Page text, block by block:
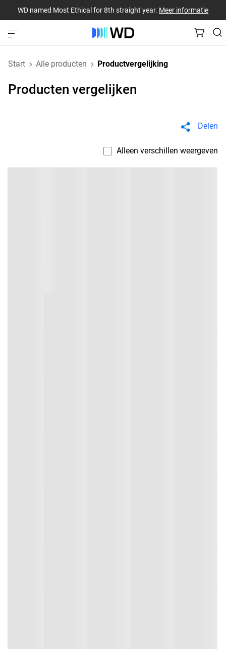
WD named Most Ethical for 8th straight year. Meer informatie
Start Alle producten Productvergelijking
Producten vergelijken
Delen
Alleen verschillen weergeven